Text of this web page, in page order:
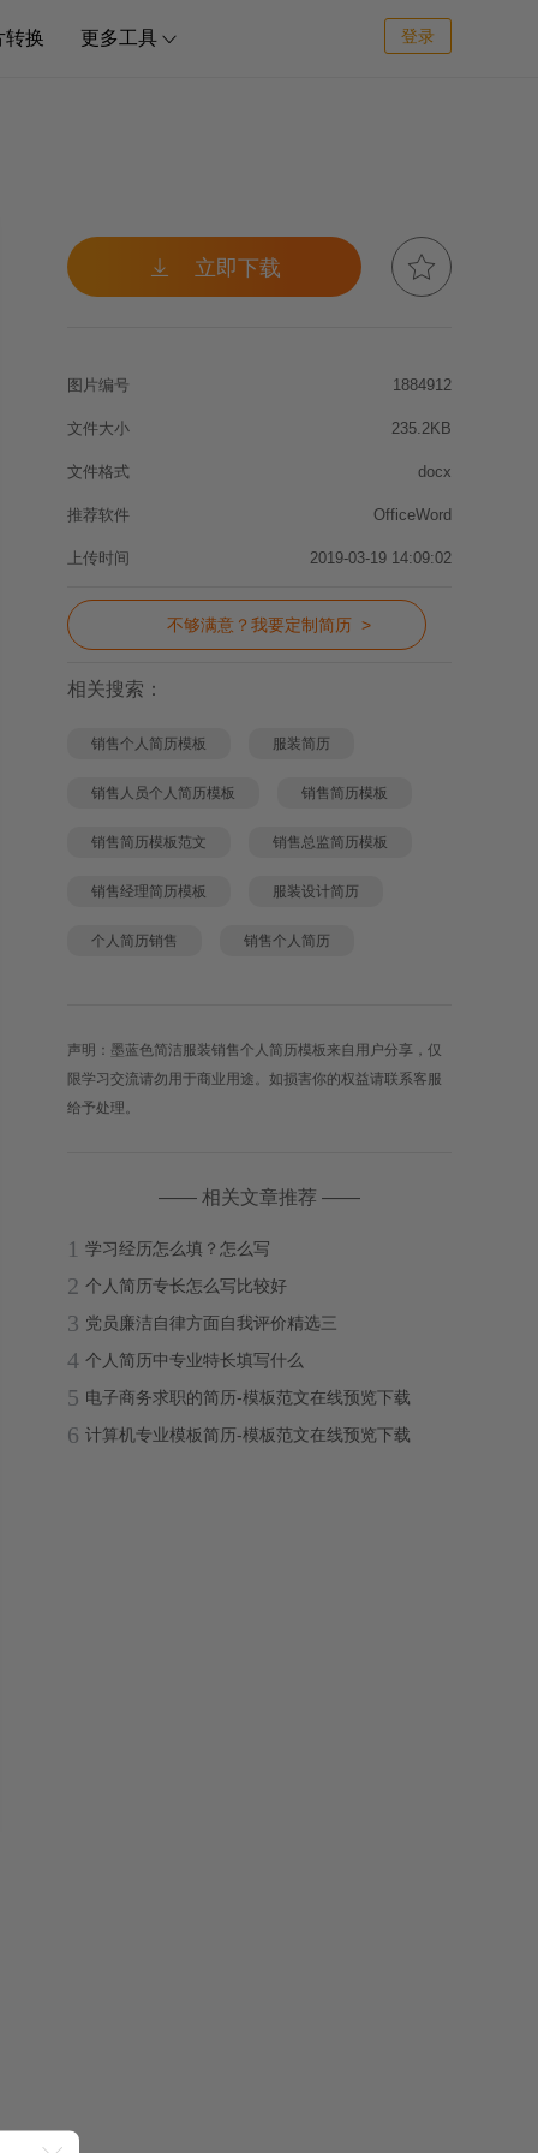
转换 更多工具  登录
 立即下载 
图片编号 1884912
文件大小 235.2KB
文件格式 docx
推荐软件 OfficeWord
上传时间 2019-03-19 14:09:02
不够满意？我要定制简历 >
相关搜索：
销售个人简历模板 服装简历
销售人员个人简历模板 销售简历模板
销售简历模板范文 销售总监简历模板
销售经理简历模板 服装设计简历
个人简历销售 销售个人简历
声明：墨蓝色简洁服装销售个人简历模板来自用户分享，仅
限学习交流请勿用于商业用途。如损害你的权益请联系客服
给予处理。
—— 相关文章推荐 ——
1 学习经历怎么填？怎么写
2 个人简历专长怎么写比较好
3 党员廉洁自律方面自我评价精选三
4 个人简历中专业特长填写什么
5 电子商务求职的简历-模板范文在线预览下载
6 计算机专业模板简历-模板范文在线预览下载